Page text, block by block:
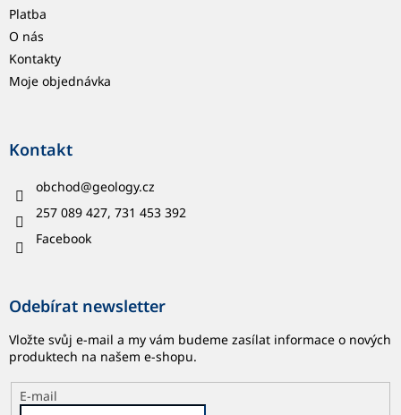
Platba
O nás
Kontakty
Moje objednávka
Kontakt
obchod@geology.cz
257 089 427, 731 453 392
Facebook
Odebírat newsletter
Vložte svůj e-mail a my vám budeme zasílat informace o nových
produktech na našem e-shopu.
E-mail